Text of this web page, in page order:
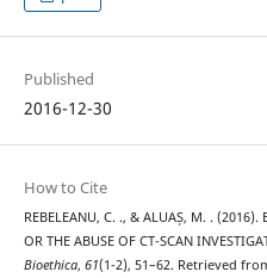
Published
2016-12-30
How to Cite
REBELEANU, C. ., & ALUAȘ, M. . (2016).
OR THE ABUSE OF CT-SCAN
Bioethica, 61(1-2), 51–62. Retrieved